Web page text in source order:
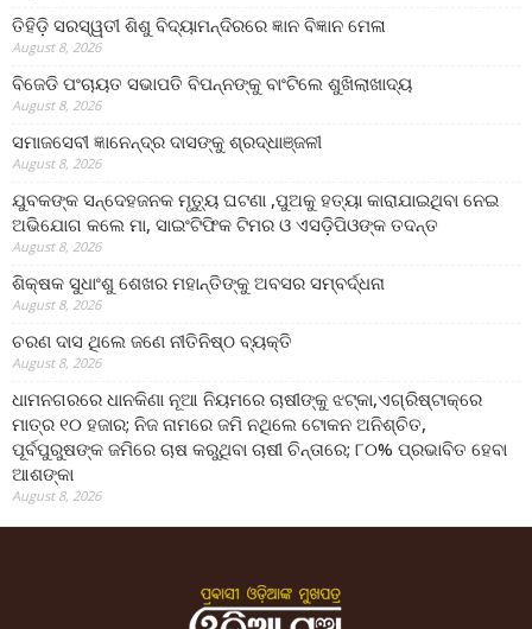
ତିହିଡି଼ ସରସ୍ୱତୀ ଶିଶୁ ବିଦ୍ୟାମନ୍ଦିରରେ ଜ୍ଞାନ ବିଜ୍ଞାନ ମେଳା
August 8, 2026
ବିଜେଡି ପଂଚାୟତ ସଭାପତି ବିପନ୍ନଙ୍କୁ ବାଂଟିଲେ ଶୁଖିଲାଖାଦ୍ୟ
August 8, 2026
ସମାଜସେବୀ ଜ୍ଞାନେନ୍ଦ୍ର ଦାସଙ୍କୁ ଶ୍ରଦ୍ଧାଞ୍ଜଳୀ
August 8, 2026
ଯୁବକଙ୍କ ସନ୍ଦେହଜନକ ମୃତ୍ୟୁ ଘଟଣା ,ପୁଅକୁ ହତ୍ୟା କାରାଯାଇଥିବା ନେଇ
ଅଭିଯୋଗ କଲେ ମା, ସାଇଂଟିଫିକ ଟିମର ଓ ଏସଡ଼ିପିଓଙ୍କ ତଦନ୍ତ
August 8, 2026
ଶିକ୍ଷକ ସୁଧାଂଶୁ ଶେଖର ମହାନ୍ତିଙ୍କୁ ଅବସର ସମ୍ବର୍ଦ୍ଧନା
August 8, 2026
ଚରଣ ଦାସ ଥିଲେ ଜଣେ ନୀତିନିଷ୍ଠ ବ୍ୟକ୍ତି
August 8, 2026
ଧାମନଗରରେ ଧାନକିଣା ନୂଆ ନିୟମରେ ଚାଷୀଙ୍କୁ ଝଟ୍‌କା,ଏଗ୍ରିଷ୍ଟାକ୍‌ରେ
ମାତ୍ର ୧୦ ହଜାର; ନିଜ ନାମରେ ଜମି ନଥିଲେ ଟୋକନ ଅନିଶ୍ଚିତ,
ପୂର୍ବପୁରୁଷଙ୍କ ଜମିରେ ଚାଷ କରୁଥିବା ଚାଷୀ ଚିନ୍ତାରେ; ୮୦% ପ୍ରଭାବିତ ହେବା
ଆଶଙ୍କା
August 8, 2026